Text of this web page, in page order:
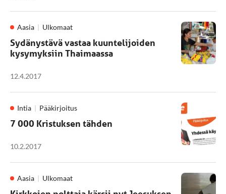
Aasia Ulkomaat
Sydänystävä vastaa kuuntelijoiden
kysymyksiin Thaimaassa
12.4.2017
Intia Pääkirjoitus
7 000 Kristuksen tähden
10.2.2017
Aasia Ulkomaat